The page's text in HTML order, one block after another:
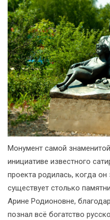
Монумент самой
инициативе известного
проекта родилась, когда
существует столько
Арине Родионовне,
познал всё богатство